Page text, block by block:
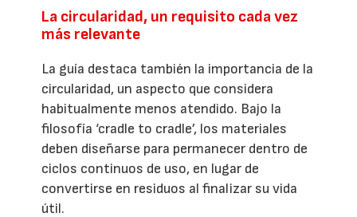
La circularidad, un requisito cada vez
más relevante
La guía destaca también la importancia de la
circularidad, un aspecto que considera
habitualmente menos atendido. Bajo la
filosofía ‘cradle to cradle’, los materiales
deben diseñarse para permanecer dentro de
ciclos continuos de uso, en lugar de
convertirse en residuos al finalizar su vida
útil.